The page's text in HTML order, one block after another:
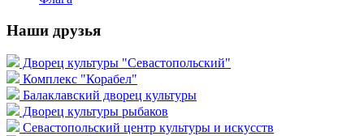
Наши друзья
Дворец культуры "Севастопольский"
Комплекс "Корабел"
Балаклавский дворец культуры
Дворец культуры рыбаков
Севастопольский центр культуры и искусств